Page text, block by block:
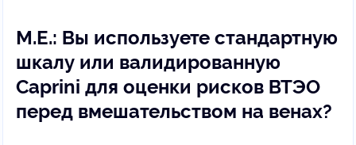
М.Е.: Вы используете стандартную
шкалу или валидированную
Caprini для оценки рисков ВТЭО
перед вмешательством на венах?